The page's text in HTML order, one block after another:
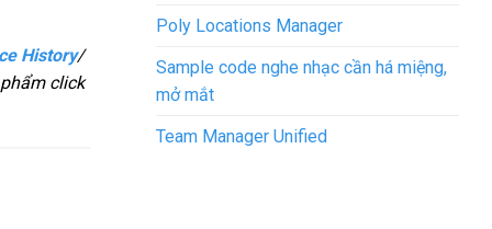
History/
click
Poly Locations Manager
Sample code nghe nhạc cần há miệng,
mở mắt
Team Manager Unified